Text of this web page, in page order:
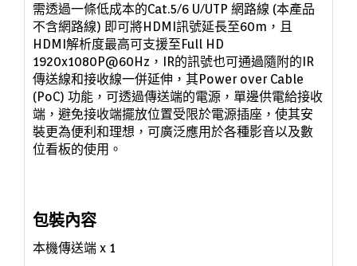
需透過一條低成本的Cat.5/6 U/UTP 網路線 (本產品
不含網路線) 即可將HDMI訊號延長至60m，且
HDMI解析度最高可支援至Full HD
1920x1080P@60Hz， IR的訊號也可通過隨附的IR
傳送線和接收線一併延伸，其Power over Cable
(PoC) 功能，可透過傳送端的電源，單邊供電給接收
端，避免接收端擺放位置受限於電源插座，使其安
裝更為便利和理想， 可廣泛應用於各種影音以及數
位看板的使用。
包裝內容
本機傳送端 x 1